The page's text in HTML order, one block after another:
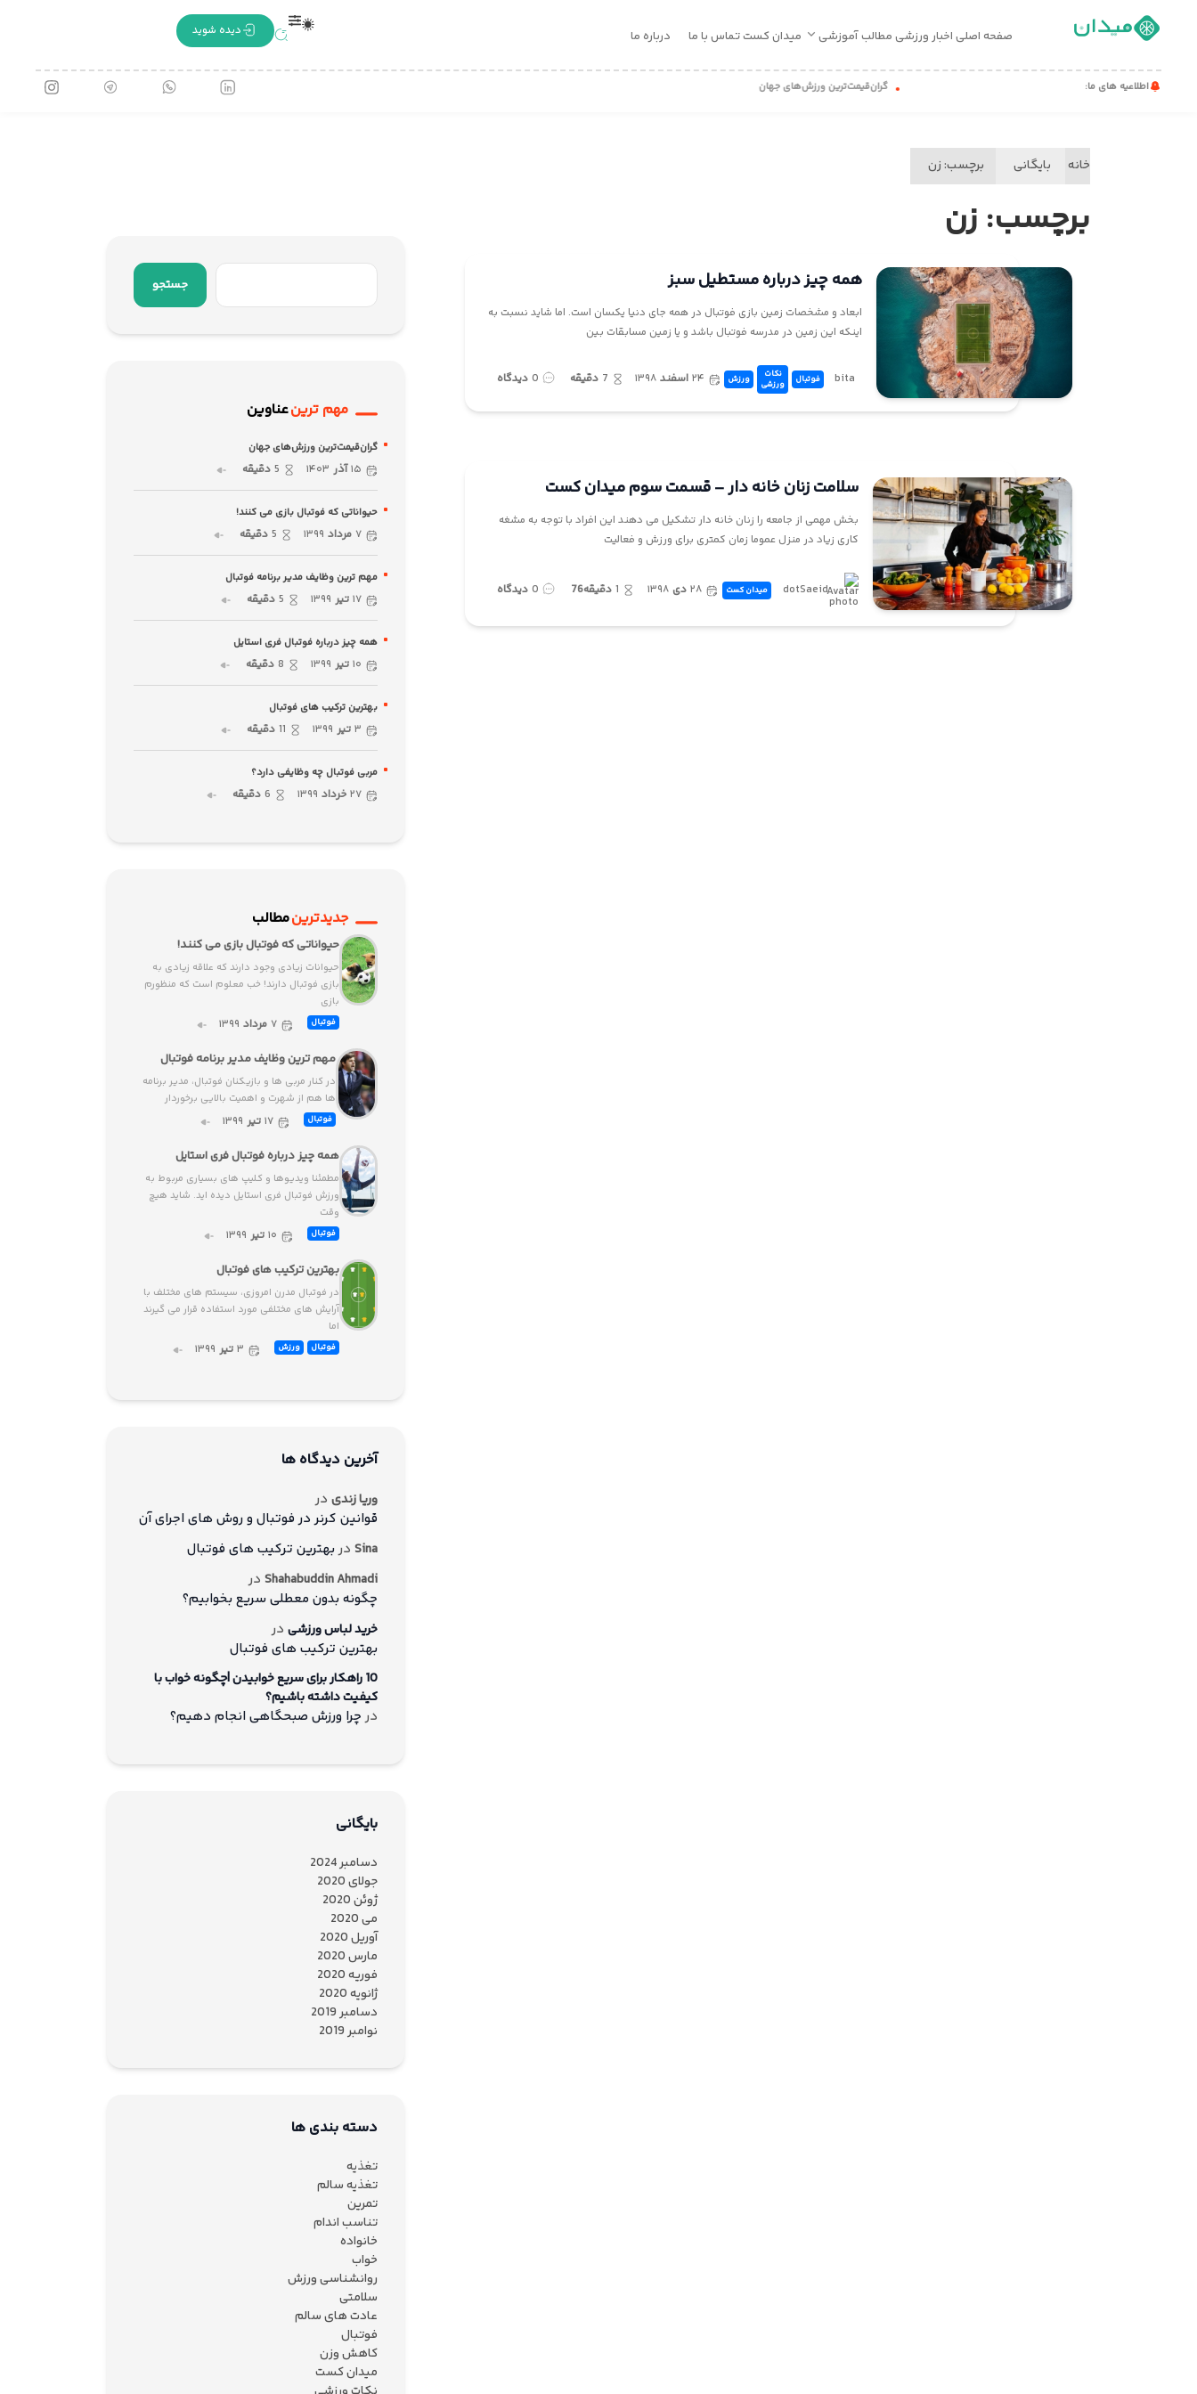
صفحه اصلی اخبار ورزشی مطالب آموزشی میدان کستتماس با ما درباره ما دیده شوید
اطلاعیه های ما: گران‌قیمت‌ترین ورزش‌های جهان
خانه بایگانی برچسب:زن
برچسب: زن
همه چیز درباره مستطیل سبز
ابعاد و مشخصات زمین بازی فوتبال در همه جای دنیا یکسان است. اما شاید نسبت به
اینکه این زمین در مدرسه فوتبال باشد و یا زمین مسابقات بین
bita فوتبال
نکات
ورزشی
ورزش ۲۴ اسفند ۱۳۹۸ 7 دقیقه 0 دیدگاه
سلامت زنان خانه دار – قسمت سوم میدان کست
بخش مهمی از جامعه را زنان خانه دار تشکیل می دهند این افراد با توجه به مشغه
کاری زیاد در منزل عموما زمان کمتری برای ورزش و فعالیت
dotSaeid میدان کست ۲۸ دی ۱۳۹۸ 1 دقیقه76 0 دیدگاه
جستجو
مهم ترینعناوین
گران‌قیمت‌ترین ورزش‌های جهان
۱۵ آذر ۱۴۰۳ 5 دقیقه
حیواناتی که فوتبال بازی می کنند!
۷ مرداد ۱۳۹۹ 5 دقیقه
مهم ترین وظایف مدیر برنامه فوتبال
۱۷ تیر ۱۳۹۹ 5 دقیقه
همه چیز درباره فوتبال فری استایل
۱۰ تیر ۱۳۹۹ 8 دقیقه
بهترین ترکیب های فوتبال
۳ تیر ۱۳۹۹ 11 دقیقه
مربی فوتبال چه وظایفی دارد؟
۲۷ خرداد ۱۳۹۹ 6 دقیقه
جدیدترینمطالب
حیواناتی که فوتبال بازی می کنند!
حیوانات زیادی وجود دارند که علاقه زیادی به
بازی فوتبال دارند! خب معلوم است که منظورم
بازی
فوتبال ۷ مرداد ۱۳۹۹
مهم ترین وظایف مدیر برنامه فوتبال
در کنار مربی ها و بازیکنان فوتبال، مدیر برنامه
ها هم از شهرت و اهمیت بالایی برخوردار
فوتبال ۱۷ تیر ۱۳۹۹
همه چیز درباره فوتبال فری استایل
مطمئنا ویدیوها و کلیپ های بسیاری مربوط به
ورزش فوتبال فری استایل دیده اید. شاید هیچ
وقت
فوتبال ۱۰ تیر ۱۳۹۹
بهترین ترکیب های فوتبال
در فوتبال مدرن امروزی، سیستم های مختلف با
آرایش های مختلفی مورد استفاده قرار می گیرند
اما
فوتبال ورزش ۳ تیر ۱۳۹۹
آخرین دیدگاه ها
وریا زندی در
قوانین کرنر در فوتبال و روش های اجرای آن
Sina دربهترین ترکیب های فوتبال
Shahabuddin Ahmadi در
چگونه بدون معطلی سریع بخوابیم؟
خرید لباس ورزشی در
بهترین ترکیب های فوتبال
10 راهکار برای سریع خوابیدن |چگونه خواب با
کیفیت داشته باشیم؟
درچرا ورزش صبحگاهی انجام دهیم؟
بایگانی
دسامبر 2024
جولای 2020
ژوئن 2020
می 2020
آوریل 2020
مارس 2020
فوریه 2020
ژانویه 2020
دسامبر 2019
نوامبر 2019
دسته بندی ها
تغذیه
تغذیه سالم
تمرین
تناسب اندام
خانواده
خواب
روانشناسی ورزش
سلامتی
عادت های سالم
فوتبال
کاهش وزن
میدان کست
صفحه